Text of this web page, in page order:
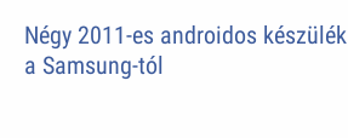
Négy 2011-es androidos készülék
a Samsung-tól